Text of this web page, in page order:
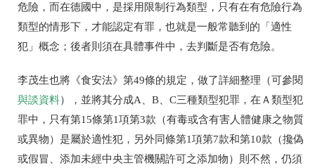
危險，而在德國中，是採用限制行為類型，只有在有危險行為
類型的情形下，才能認定有罪，也就是一般常聽到的「適性
犯」概念；後者則須在具體事件中，去判斷是否有危險。
李茂生也將《食安法》第49條的規定，做了詳細整理（可參閱
與談資料），並將其分成A、B、C三種類型犯罪，在Ａ類型犯
罪中，只有第15條第1項第3款（有毒或含有害人體健康之物質
或異物）是屬於適性犯，另外同條第1項第7款和第10款（攙偽
或假冒、添加未經中央主管機關許可之添加物）則不然，仍須